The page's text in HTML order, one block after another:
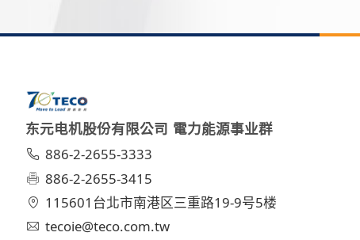
东元电机股份有限公司 電力能源事业群
886-2-2655-3333
886-2-2655-3415
115601台北市南港区三重路19-9号5楼
tecoie@teco.com.tw